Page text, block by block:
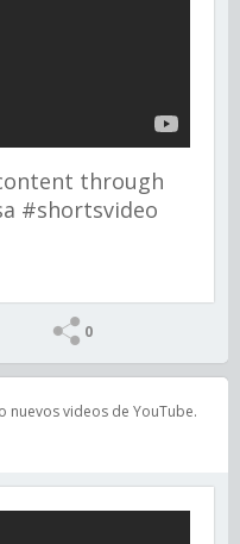
through
#shortsvideo
0
nuevos videos de YouTube.